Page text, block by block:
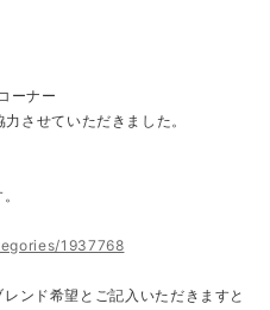
ーナー
させていただきました。
1937768
ンド希望とご記入いただきますと